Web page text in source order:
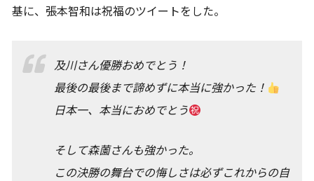
基に、張本智和は祝福のツイートをした。
及川さん優勝おめでとう！
最後の最後まで諦めずに本当に強かった！
日本一、本当におめでとう
そして森薗さんも強かった。
この決勝の舞台での悔しさは必ずこれからの自